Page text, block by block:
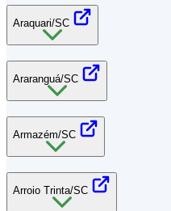
Araquari/SC
Araranguá/SC
Armazém/SC
Arroio Trinta/SC